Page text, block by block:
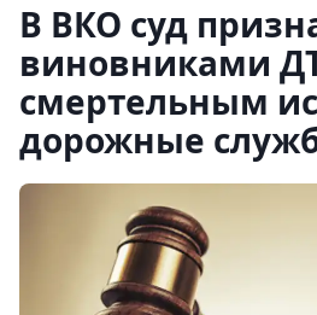
В ВКО суд
виновниками
смертельным
дорожные